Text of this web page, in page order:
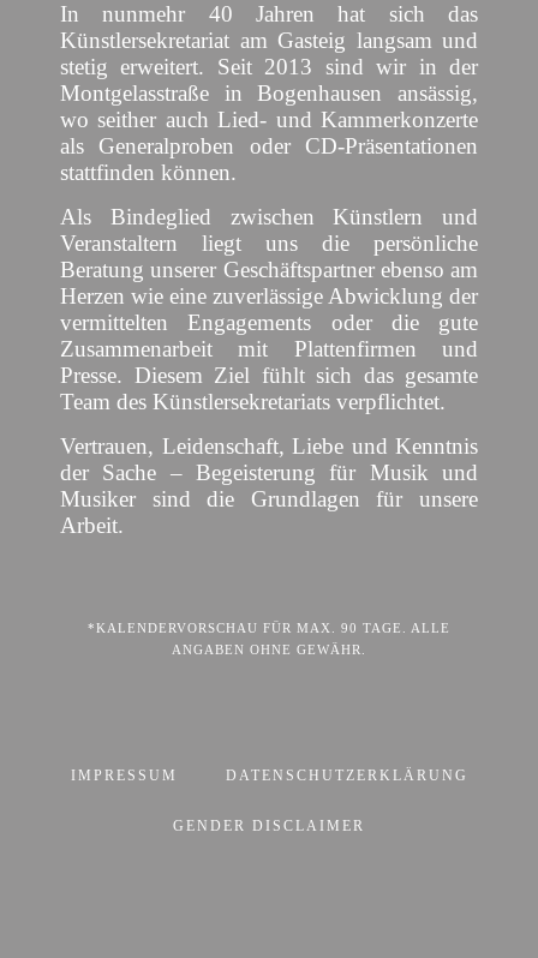
In nunmehr 40 Jahren hat sich das
Künstlersekretariat am Gasteig langsam und
stetig erweitert. Seit 2013 sind wir in der
Montgelasstraße in Bogenhausen ansässig,
wo seither auch Lied- und Kammerkonzerte
als Generalproben oder CD-Präsentationen
stattfinden können.
Als Bindeglied zwischen Künstlern und
Veranstaltern liegt uns die persönliche
Beratung unserer Geschäftspartner ebenso am
Herzen wie eine zuverlässige Abwicklung der
vermittelten Engagements oder die gute
Zusammenarbeit mit Plattenfirmen und
Presse. Diesem Ziel fühlt sich das gesamte
Team des Künstlersekretariats verpflichtet.
Vertrauen, Leidenschaft, Liebe und Kenntnis
der Sache – Begeisterung für Musik und
Musiker sind die Grundlagen für unsere
Arbeit.
*KALENDERVORSCHAU FÜR MAX. 90 TAGE. ALLE
ANGABEN OHNE GEWÄHR.
IMPRESSUM DATENSCHUTZERKLÄRUNG
GENDER DISCLAIMER